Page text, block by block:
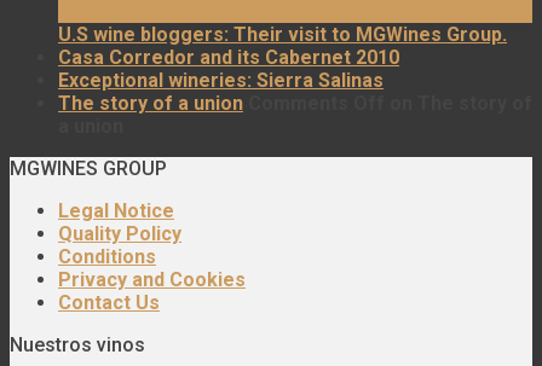
U.S wine bloggers: Their visit to MGWines Group.
Casa Corredor and its Cabernet 2010
Exceptional wineries: Sierra Salinas
The story of a union
MGWINES GROUP
Legal Notice
Quality Policy
Conditions
Privacy and Cookies
Contact Us
Nuestros vinos